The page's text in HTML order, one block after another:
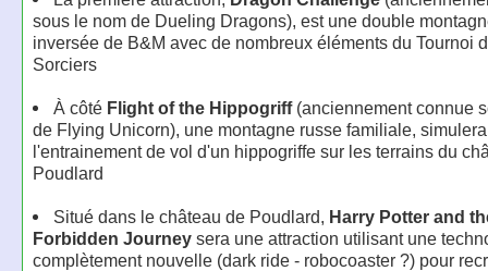
sous le nom de Dueling Dragons), est une double
inversée de B&M avec de nombreux éléments du Tournoi
Sorciers
À côté Flight of the Hippogriff(anciennement connue
de Flying Unicorn), une montagne russe familiale, simulera
l'entrainement de vol d'un hippogriffe sur les terrains du
Poudlard
Situé dans le château de Poudlard, Harry Potter and
Forbidden Journeysera une attraction utilisant une
complètement nouvelle (dark ride - robocoaster ?) pour